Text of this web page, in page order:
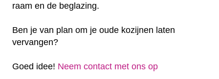
raam en de beglazing.
Ben je van plan om je oude kozijnen laten
vervangen?
Goed idee! Neem contact met ons op